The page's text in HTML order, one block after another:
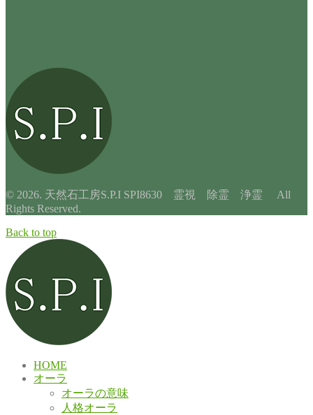
© 2026. 天然石工房S.P.I SPI8630 霊視 除霊 浄霊 All
Rights Reserved.
Back to top
HOME
オーラ
オーラの意味
人格オーラ